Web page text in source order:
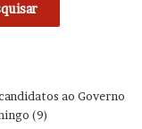
ao Governo
(9)